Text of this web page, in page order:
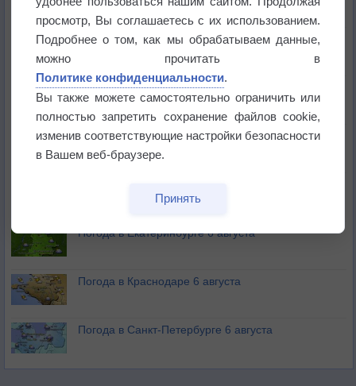
Приложение построит маршрут через тень
Атмосфера начала замерзать
В Приморье обнаружены морские волны тепла
Погода в Екатеринбурге 6 августа
Погода в Краснодаре 6 августа
Погода в Санкт-Петербурге 6 августа
просмотр, Вы соглашаетесь с их использованием.
Подробнее о том, как мы обрабатываем данные,
можно прочитать в
Политике конфиденциальности.
Вы также можете самостоятельно ограничить или
полностью запретить сохранение файлов cookie,
изменив соответствующие настройки безопасности
в Вашем веб-браузере.
Принять